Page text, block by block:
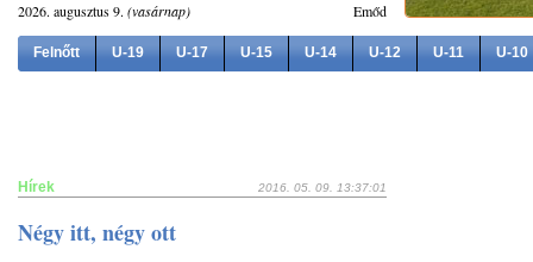
2026. augusztus 9. (vasárnap) Emőd
Felnőtt U-19 U-17 U-15 U-14 U-12 U-11 U-10
Hírek 2016. 05. 09. 13:37:01
Négy itt, négy ott